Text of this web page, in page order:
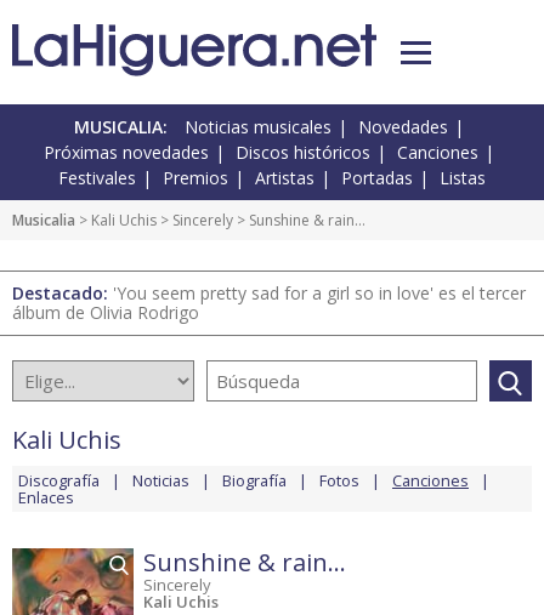
MUSICALIA: Noticias musicales
Novedades
Próximas novedades
Discos históricos
Canciones
Festivales
Premios Artistas Portadas Listas
Musicalia > Kali Uchis > Sincerely > Sunshine & rain…
Destacado: 'You seem pretty sad for a girl so in love' es el tercer
álbum de Olivia Rodrigo
Kali Uchis
Discografía Noticias Biografía Fotos Canciones
Enlaces
Sunshine & rain…
Sincerely
Kali Uchis